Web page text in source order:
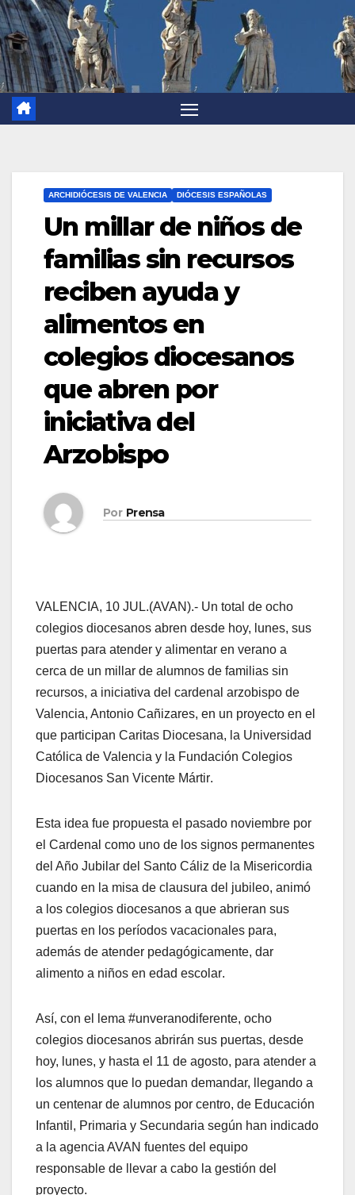
ARCHIDIÓCESIS DE VALENCIA DIÓCESIS ESPAÑOLAS
Un millar de niños de
familias sin recursos
reciben ayuda y
alimentos en
colegios diocesanos
que abren por
iniciativa del
Arzobispo
Por Prensa
VALENCIA, 10 JUL.(AVAN).- Un total de ocho
colegios diocesanos abren desde hoy, lunes, sus
puertas para atender y alimentar en verano a
cerca de un millar de alumnos de familias sin
recursos, a iniciativa del cardenal arzobispo de
Valencia, Antonio Cañizares, en un proyecto en el
que participan Caritas Diocesana, la Universidad
Católica de Valencia y la Fundación Colegios
Diocesanos San Vicente Mártir.
Esta idea fue propuesta el pasado noviembre por
el Cardenal como uno de los signos permanentes
del Año Jubilar del Santo Cáliz de la Misericordia
cuando en la misa de clausura del jubileo, animó
a los colegios diocesanos a que abrieran sus
puertas en los períodos vacacionales para,
además de atender pedagógicamente, dar
alimento a niños en edad escolar.
Así, con el lema #unveranodiferente, ocho
colegios diocesanos abrirán sus puertas, desde
hoy, lunes, y hasta el 11 de agosto, para atender a
los alumnos que lo puedan demandar, llegando a
un centenar de alumnos por centro, de Educación
Infantil, Primaria y Secundaria según han indicado
a la agencia AVAN fuentes del equipo
responsable de llevar a cabo la gestión del
proyecto.